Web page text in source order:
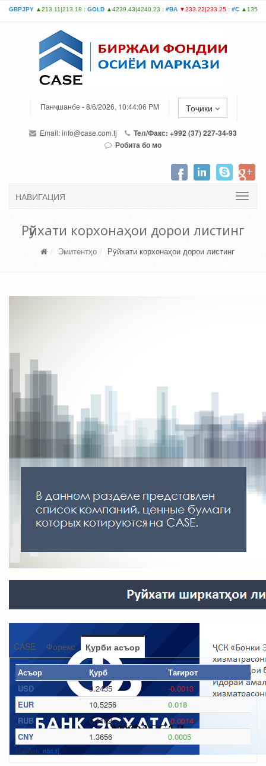
Панҷшанбе - 8/6/2026, 10:44:06 PM Тоҷики
Email:info@case.com.tj
Тел/Факс: +992 (37) 227-34-93
Робита бо мо
НАВИГАЦИЯ
Рӯйхати корхонаҳои дорои листинг
Эмитентҳо Рӯйхати корхонаҳои дорои листинг
МУФАССАЛ
CASE Форекс Қурби асъор
Асъор Қурб
Тағирот
USD
9.2435
-0.0013
EUR
10.5256
0.018
RUB
0.1162
-0.0014
CNY
1.3656 0.0005
Манбаъ: nbt.tj